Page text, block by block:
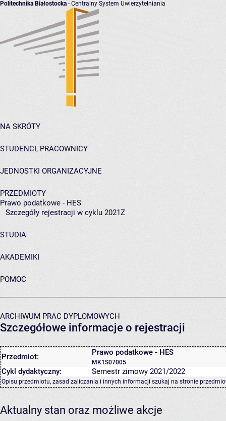
Politechnika Białostocka - Centralny System Uwierzytelniania
NA SKRÓTY
STUDENCI, PRACOWNICY
JEDNOSTKI ORGANIZACYJNE
PRZEDMIOTY
Prawo podatkowe - HES
Szczegóły rejestracji w cyklu 2021Z
STUDIA
AKADEMIKI
POMOC
ARCHIWUM PRAC DYPLOMOWYCH
Szczegółowe informacje o rejestracji
Przedmiot: Prawo podatkowe - HES
MK1S07005
Cykl dydaktyczny: Semestr zimowy 2021/2022
Opisu przedmiotu, zasad zaliczania i innych informacji szukaj na stronie
Aktualny stan oraz możliwe akcje